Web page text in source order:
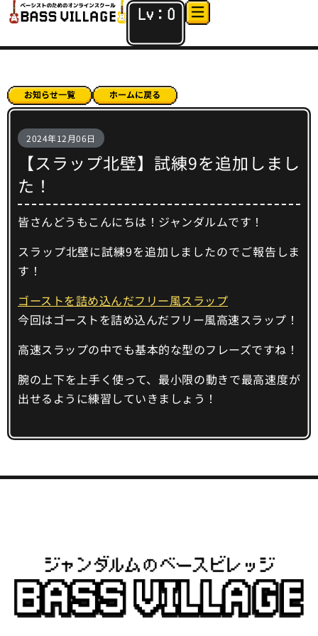
Lv： 0
2024年12月06日
【スラップ北壁】試練9を追加しまし
た！
皆さんどうもこんにちは！ジャンダルムです！
スラップ北壁に試練9を追加しましたのでご報告しま
す！
ゴーストを詰め込んだフリー風スラップ
今回はゴーストを詰め込んだフリー風高速スラップ！
高速スラップの中でも基本的な型のフレーズですね！
腕の上下を上手く使って、最小限の動きで最高速度が
出せるように練習していきましょう！